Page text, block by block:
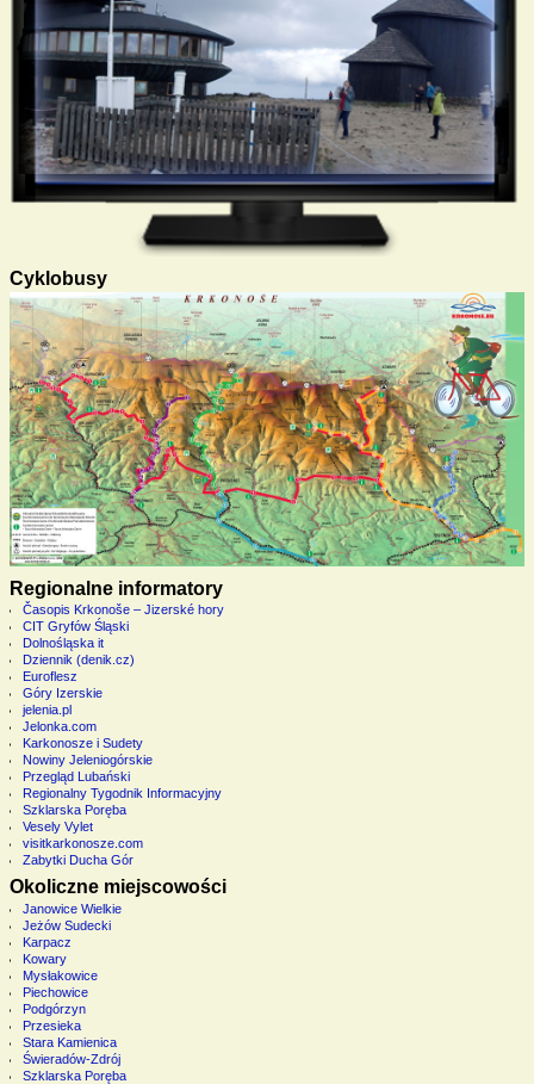
Cyklobusy
Regionalne informatory
Časopis Krkonoše – Jizerské hory
CIT Gryfów Śląski
Dolnośląska it
Dziennik (denik.cz)
Euroflesz
Góry Izerskie
jelenia.pl
Jelonka.com
Karkonosze i Sudety
Nowiny Jeleniogórskie
Przegląd Lubański
Regionalny Tygodnik Informacyjny
Szklarska Poręba
Vesely Vylet
visitkarkonosze.com
Zabytki Ducha Gór
Okoliczne miejscowości
Janowice Wielkie
Jeżów Sudecki
Karpacz
Kowary
Mysłakowice
Piechowice
Podgórzyn
Przesieka
Stara Kamienica
Świeradów-Zdrój
Szklarska Poręba